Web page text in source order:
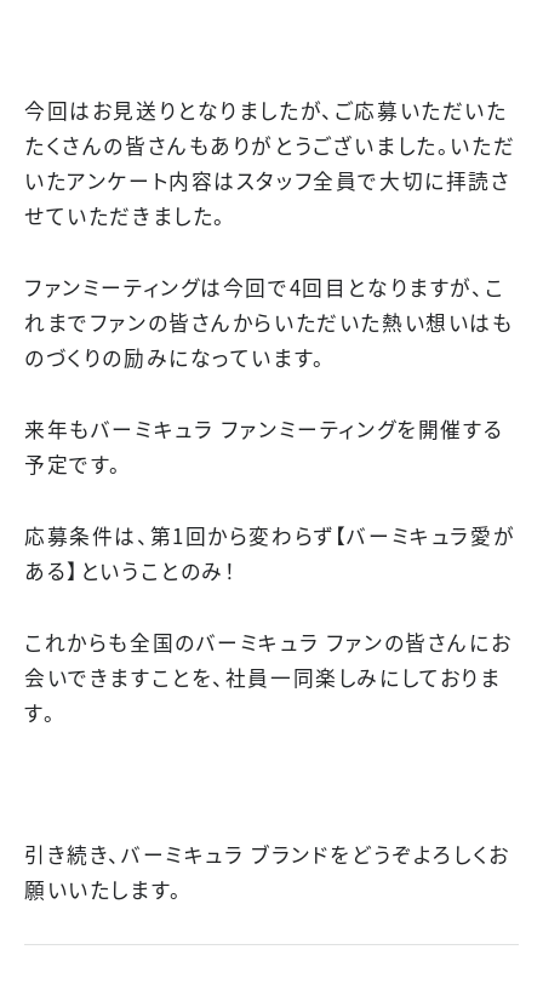
今回はお見送りとなりましたが、ご応募いただいた
たくさんの皆さんもありがとうございました。いただ
いたアンケート内容はスタッフ全員で大切に拝読さ
せていただきました。
ファンミーティングは今回で4回目となりますが、こ
れまでファンの皆さんからいただいた熱い想いはも
のづくりの励みになっています。
来年もバーミキュラ ファンミーティングを開催する
予定です。
応募条件は、第1回から変わらず【バーミキュラ愛が
ある】ということのみ！
これからも全国のバーミキュラ ファンの皆さんにお
会いできますことを、社員一同楽しみにしておりま
す。
引き続き、バーミキュラ ブランドをどうぞよろしくお
願いいたします。